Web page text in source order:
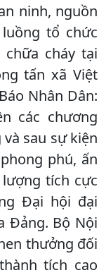
ninh, nguồn
tổ chức
cháy tại
tấn xã Việt
Nhân Dân:
các chương
sau sự kiện
phú, ấn
tích cực
Đại hội đại
Đảng. Bộ Nội
thưởng đối
tích cao